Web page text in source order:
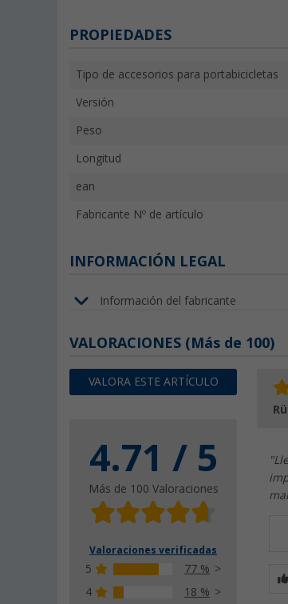
PROPIEDADES
Tipo de accesorios para portabicicletas
Versión
Peso
Longitud
ean
Fabricante Nº de artículo
INFORMACIÓN LEGAL
Información del fabricante
VALORACIONES (Más de 100)
VALORA ESTE ARTÍCULO
4.71 / 5
Más de 100 Valoraciones
Valoraciones verificadas
5
77 %
4
18 %